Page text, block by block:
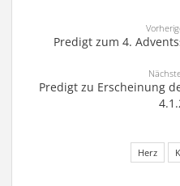
Predigt zum 4.
Predigt zu Erscheinung
Herz